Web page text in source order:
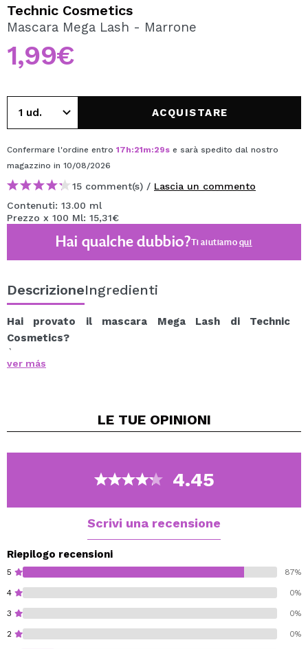
Creando un account su Maquibeauty.it potrai fare i tuoi
acquisti velocemente, controllare lo stato dei tuoi ordini e
consultare le tue operazioni precedenti.
CREARE UN ACCOUNT
Technic Cosmetics
Mascara Mega Lash - Marrone
1,99€
ACQUISTARE
Confermare l'ordine entro 17h:21m:29s e sarà spedito dal nostro
magazzino in 10/08/2026
15 comment(s) / Lascia un commento
Contenuti: 13.00 ml
Prezzo x 100 Ml: 15,31€
Hai qualche dubbio?Ti aiutiamoqui
DescrizioneIngredienti
Hai provato il mascara Mega Lash di Technic
Cosmetics?
È un mascara marrone la cui formula ti consente di
costruire strati per ottenere più intensità.
ver más
LE TUE OPINIONI
4.45
Scrivi una recensione
Riepilogo recensioni
5 87%
4 0%
3 0%
2 0%